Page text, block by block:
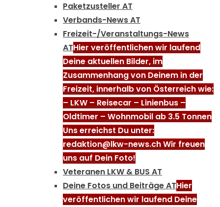
Paketzusteller AT
Verbands-News AT
Freizeit-/Veranstaltungs-News
ATHier veröffentlichen wir laufend
Deine aktuellen Bilder, im
Zusammenhang von Deinem in der
Freizeit, innerhalb von Österreich wie:
– LKW – Reisecar – Linienbus –
Oldtimer – Wohnmobil ab 3.5 Tonnen
Uns erreichst Du unter:
redaktion@lkw-news.ch Wir freuen
uns auf Dein Foto!
Veteranen LKW & BUS AT
Deine Fotos und Beiträge ATHier
veröffentlichen wir laufend Deine